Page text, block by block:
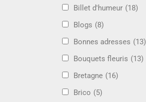
Billet d'humeur (18)
Blogs (8)
Bonnes adresses (13)
Bouquets fleuris (13)
Bretagne (16)
Brico (5)